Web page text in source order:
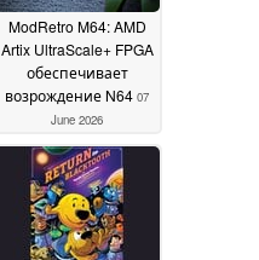
ModRetro M64: AMD
Artix UltraScale+ FPGA
обеспечивает
возрождение N64 07
June 2026